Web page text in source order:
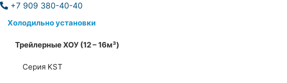
+7 909 380-40-40
Холодильно установки
Трейлерные ХОУ (12 – 16м³)
Серия KST